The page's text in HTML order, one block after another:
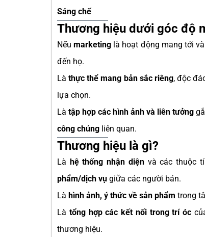
Sáng chế
Thương hiệu dưới góc độ
Nếumarketing là hoạt động mang tới
đến họ.
Làthực thể mang bản sắc riêng, độc
lựa chọn.
Làtập hợp các hình ảnh và liên tưởng
công chúng liên quan.
Thương hiệu là gì?
Là hệ thống nhận diệnvà các thuộc
phẩm/dịch vụ giữa các người bán.
Là hình ảnh, ý thức về sản phẩm trong
Là tổng hợp các kết nối trong trí óc
thương hiệu.